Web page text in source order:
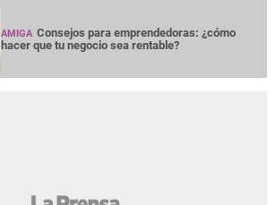
AMIGA Consejos para emprendedoras: ¿cómo
hacer que tu negocio sea rentable?